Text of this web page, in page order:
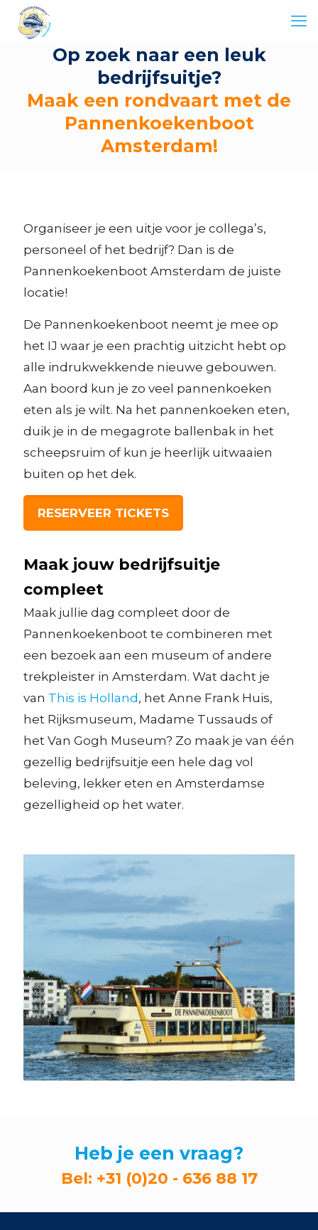
Op zoek naar een leuk
bedrijfsuitje?
Maak een rondvaart met de
Pannenkoekenboot
Amsterdam!
Organiseer je een uitje voor je collega’s,
personeel of het bedrijf? Dan is de
Pannenkoekenboot Amsterdam de juiste
locatie!
De Pannenkoekenboot neemt je mee op
het IJ waar je een prachtig uitzicht hebt op
alle indrukwekkende nieuwe gebouwen.
Aan boord kun je zo veel pannenkoeken
eten als je wilt. Na het pannenkoeken eten,
duik je in de megagrote ballenbak in het
scheepsruim of kun je heerlijk uitwaaien
buiten op het dek.
RESERVEER TICKETS
Maak jouw bedrijfsuitje
compleet
Maak jullie dag compleet door de
Pannenkoekenboot te combineren met
een bezoek aan een museum of andere
trekpleister in Amsterdam. Wat dacht je
van This is Holland , het Anne Frank Huis,
het Rijksmuseum, Madame Tussauds of
het Van Gogh Museum? Zo maak je van één
gezellig bedrijfsuitje een hele dag vol
beleving, lekker eten en Amsterdamse
gezelligheid op het water.
Heb je een vraag?
Bel: +31 (0)20 - 636 88 17